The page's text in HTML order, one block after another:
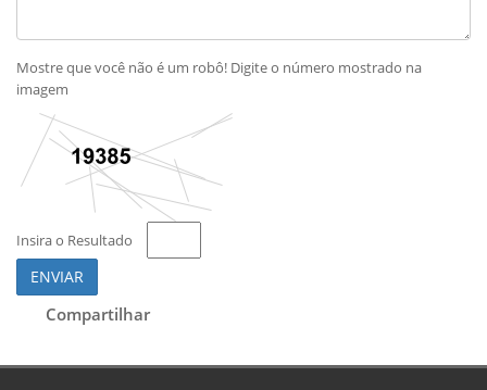
Mostre que você não é um robô! Digite o número mostrado na
imagem
Insira o Resultado
ENVIAR
Compartilhar